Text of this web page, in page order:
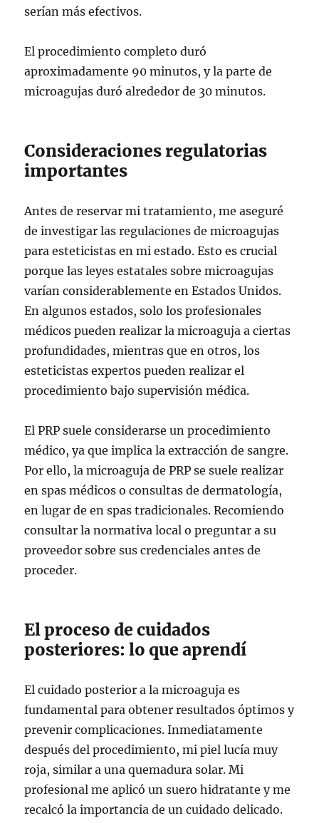
serían más efectivos.
El procedimiento completo duró
aproximadamente 90 minutos, y la parte de
microagujas duró alrededor de 30 minutos.
Consideraciones regulatorias
importantes
Antes de reservar mi tratamiento, me aseguré
de investigar las regulaciones de microagujas
para esteticistas en mi estado. Esto es crucial
porque las leyes estatales sobre microagujas
varían considerablemente en Estados Unidos.
En algunos estados, solo los profesionales
médicos pueden realizar la microaguja a ciertas
profundidades, mientras que en otros, los
esteticistas expertos pueden realizar el
procedimiento bajo supervisión médica.
El PRP suele considerarse un procedimiento
médico, ya que implica la extracción de sangre.
Por ello, la microaguja de PRP se suele realizar
en spas médicos o consultas de dermatología,
en lugar de en spas tradicionales. Recomiendo
consultar la normativa local o preguntar a su
proveedor sobre sus credenciales antes de
proceder.
El proceso de cuidados
posteriores: lo que aprendí
El cuidado posterior a la microaguja es
fundamental para obtener resultados óptimos y
prevenir complicaciones. Inmediatamente
después del procedimiento, mi piel lucía muy
roja, similar a una quemadura solar. Mi
profesional me aplicó un suero hidratante y me
recalcó la importancia de un cuidado delicado.